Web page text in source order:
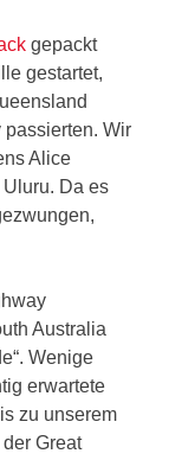
gepackt
gestartet,
passierten. Wir
Alice
Da es
Australia
Wenige
erwartete
zu unserem
Great